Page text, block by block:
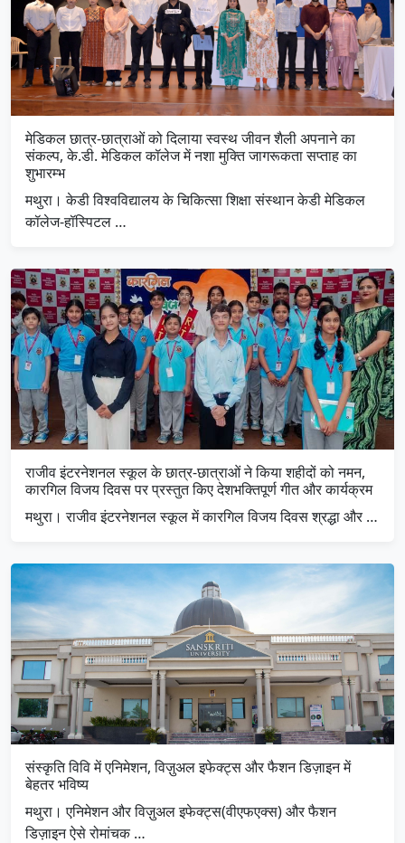
मेडिकल छात्र-छात्राओं को दिलाया स्वस्थ जीवन शैली अपनाने का
संकल्प, के.डी. मेडिकल कॉलेज में नशा मुक्ति जागरूकता सप्ताह का
शुभारम्भ
मथुरा। केडी विश्वविद्यालय के चिकित्सा शिक्षा संस्थान केडी मेडिकल
कॉलेज-हॉस्पिटल …
राजीव इंटरनेशनल स्कूल के छात्र-छात्राओं ने किया शहीदों को नमन,
कारगिल विजय दिवस पर प्रस्तुत किए देशभक्तिपूर्ण गीत और कार्यक्रम
मथुरा। राजीव इंटरनेशनल स्कूल में कारगिल विजय दिवस श्रद्धा और …
संस्कृति विवि में एनिमेशन, विज़ुअल इफेक्ट्स और फैशन डिज़ाइन में
बेहतर भविष्य
मथुरा। एनिमेशन और विज़ुअल इफेक्ट्स(वीएफएक्स) और फैशन
डिज़ाइन ऐसे रोमांचक …